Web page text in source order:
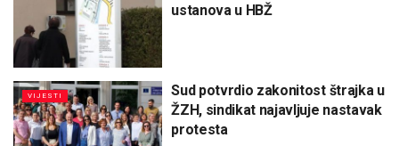
ustanova u HBŽ
VIJESTI
Sud potvrdio zakonitost štrajka u
ŽZH, sindikat najavljuje nastavak
protesta